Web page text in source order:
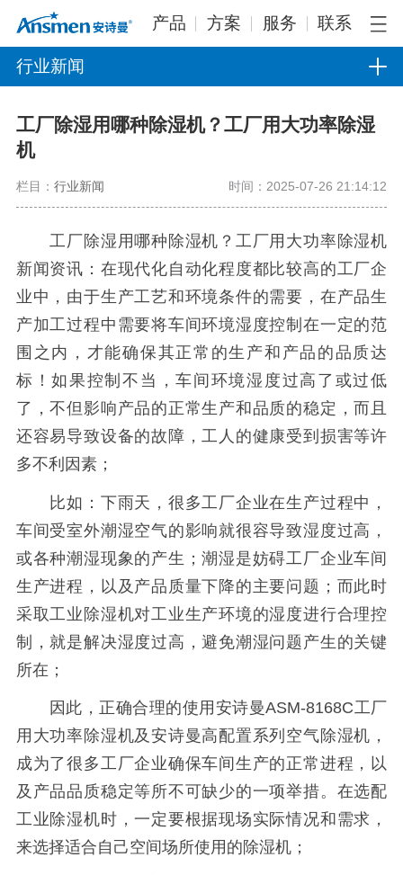
产品 方案 服务 联系
行业新闻
工厂除湿用哪种除湿机？工厂用大功率除湿
机
栏目： 行业新闻 时间：2025-07-26 21:14:12
工厂除湿用哪种除湿机？工厂用大功率除湿机
新闻资讯：在现代化自动化程度都比较高的工厂企
业中，由于生产工艺和环境条件的需要，在产品生
产加工过程中需要将车间环境湿度控制在一定的范
围之内，才能确保其正常的生产和产品的品质达
标！如果控制不当，车间环境湿度过高了或过低
了，不但影响产品的正常生产和品质的稳定，而且
还容易导致设备的故障，工人的健康受到损害等许
多不利因素；
比如：下雨天，很多工厂企业在生产过程中，
车间受室外潮湿空气的影响就很容导致湿度过高，
或各种潮湿现象的产生；潮湿是妨碍工厂企业车间
生产进程，以及产品质量下降的主要问题；而此时
采取工业除湿机对工业生产环境的湿度进行合理控
制，就是解决湿度过高，避免潮湿问题产生的关键
所在；
因此，正确合理的使用安诗曼ASM-8168C工厂
用大功率除湿机及安诗曼高配置系列空气除湿机，
成为了很多工厂企业确保车间生产的正常进程，以
及产品品质稳定等所不可缺少的一项举措。在选配
工业除湿机时，一定要根据现场实际情况和需求，
来选择适合自己空间场所使用的除湿机；